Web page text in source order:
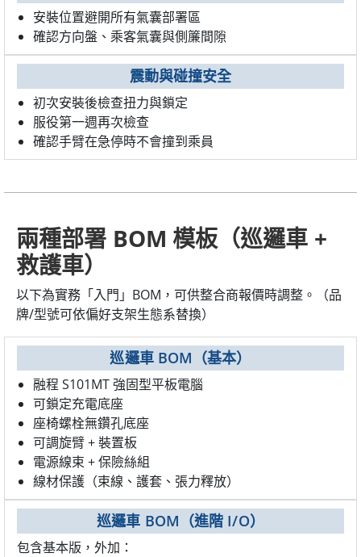
安裝位置避開所有氣囊部署區
確認方向盤、乘客氣囊與側簾間隙
震動與碰撞安全
初次安裝後檢查扭力與鎖定
服役第一週再次檢查
確認手臂在急停時不會撞到乘員
兩種部署 BOM 模板（巡邏車 +
救護車）
以下為實務「入門」BOM，可供整合商報價時調整。（品
牌/型號可依偏好支架生態系替換）
巡邏車 BOM（基本）
融程 S101MT 強固型平板電腦
可鎖定充電底座
座椅螺栓無鑽孔底座
可調旋臂 + 裝置板
電源線束 + 保險絲組
線材保護（束線、護套、張力釋放）
巡邏車 BOM（進階 I/O）
包含基本版，外加：